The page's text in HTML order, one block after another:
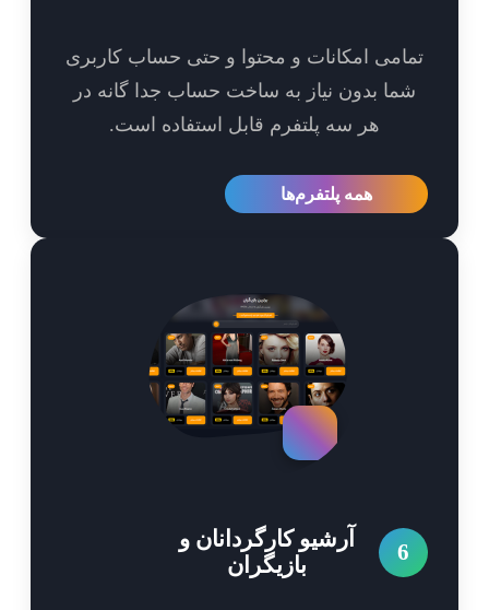
امکانات و محتوا و حتی حساب کاربری
بدون نیاز به ساخت حساب جدا گانه در
هر سه پلتفرم قابل استفاده است.
همه پلتفرم‌ها
آرشیو کارگردانان و
بازیگران